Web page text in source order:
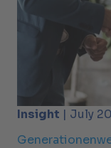
Insight | July